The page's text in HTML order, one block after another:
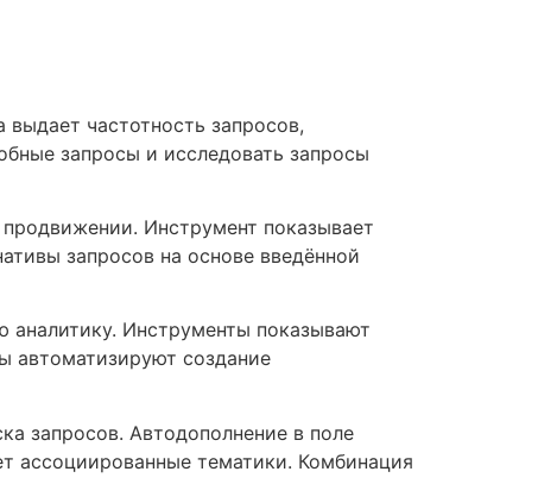
частотность запросов,
запросы и исследовать запросы
Инструмент показывает
запросов на основе введённой
аналитику. Инструменты показывают
автоматизируют создание
запросов. Автодополнение в поле
ассоциированные тематики. Комбинация